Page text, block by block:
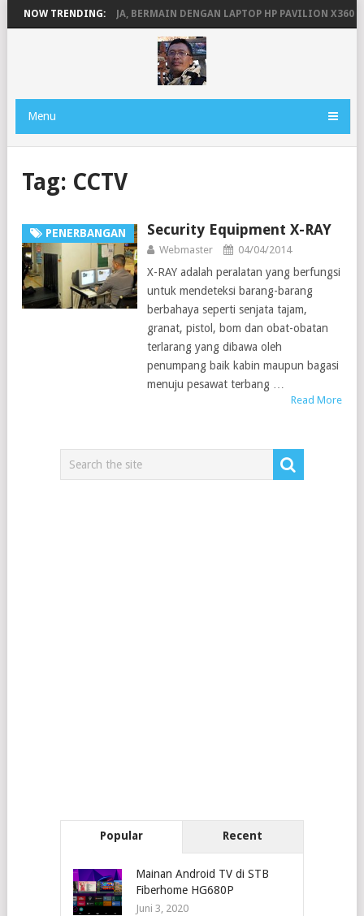
NOW TRENDING:
HOSTING BEKERJA, BERMAIN DENGAN LAPTOP HP PAVILION X360
Menu
Tag: CCTV
PENERBANGAN Security Equipment X-RAY
Webmaster 04/04/2014
X-RAY adalah peralatan yang berfungsi
untuk mendeteksi barang-barang
berbahaya seperti senjata tajam,
granat, pistol, bom dan obat-obatan
terlarang yang dibawa oleh
penumpang baik kabin maupun bagasi
menuju pesawat terbang …
Read More
Popular Recent
Mainan Android TV di STB
Fiberhome HG680P
Juni 3, 2020